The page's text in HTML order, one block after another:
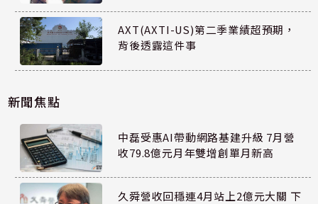
AXT(AXTI-US)第二季業績超預期，
背後透露這件事
新聞焦點
中磊受惠AI帶動網路基建升級 7月營
收79.8億元月年雙增創單月新高
久舜營收回穩連4月站上2億元大關 下